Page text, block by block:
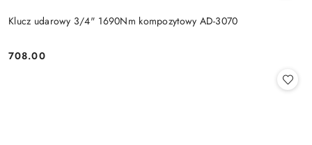
Klucz udarowy 3/4" 1690Nm kompozytowy AD-3070
Cena:
708.00